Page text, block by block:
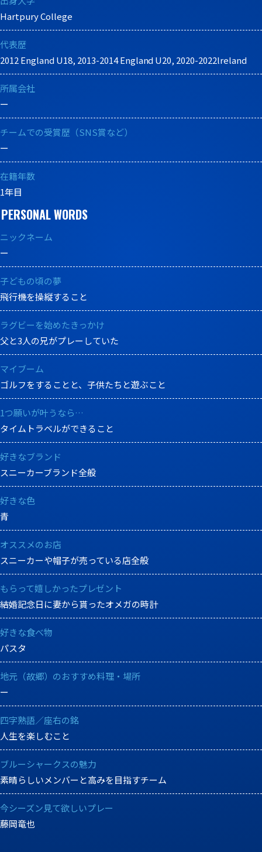
Hartpury College
代表歴
2012 England U18, 2013-2014 England U20, 2020-2022lreland
所属会社
ー
チームでの受賞歴（SNS賞など）
ー
在籍年数
1年目
PERSONAL WORDS
ニックネーム
ー
子どもの頃の夢
飛行機を操縦すること
ラグビーを始めたきっかけ
父と3人の兄がプレーしていた
マイブーム
ゴルフをすることと、子供たちと遊ぶこと
1つ願いが叶うなら…
タイムトラベルができること
好きなブランド
スニーカーブランド全般
好きな色
青
オススメのお店
スニーカーや帽子が売っている店全般
もらって嬉しかったプレゼント
結婚記念日に妻から貰ったオメガの時計
好きな食べ物
パスタ
地元（故郷）のおすすめ料理・場所
ー
四字熟語／座右の銘
人生を楽しむこと
ブルーシャークスの魅力
素晴らしいメンバーと高みを目指すチーム
今シーズン見て欲しいプレー
藤岡竜也